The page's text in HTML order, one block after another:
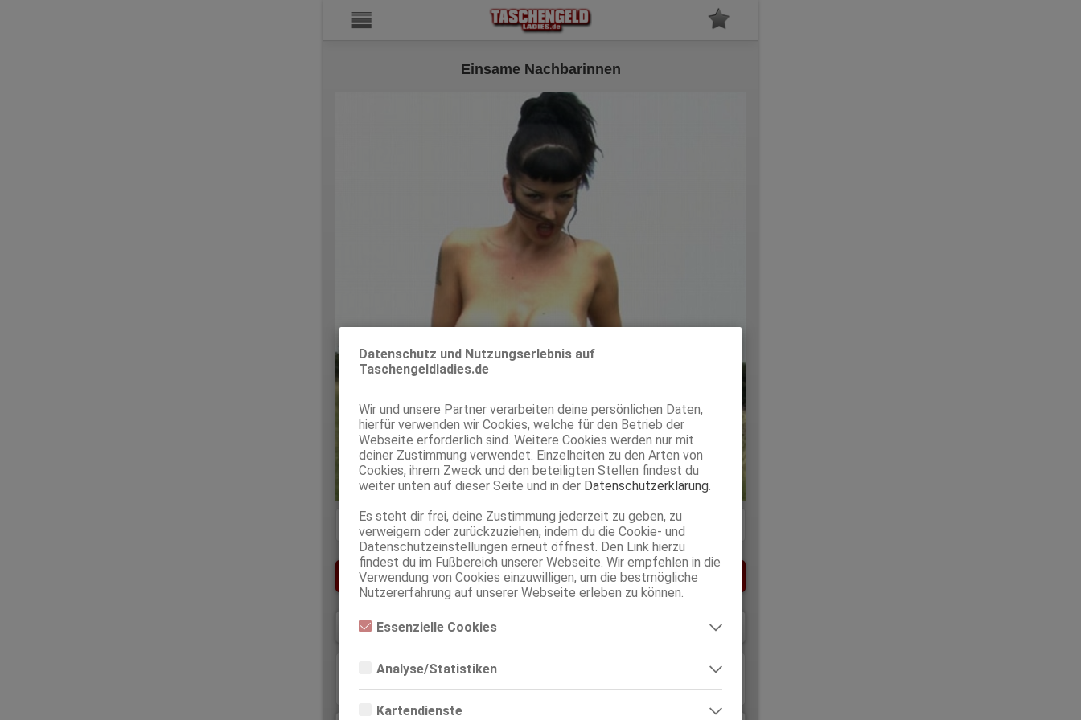
Datenschutz und Nutzungserlebnis auf
Taschengeldladies.de
Wir und unsere Partner verarbeiten deine persönlichen Daten,
hierfür verwenden wir Cookies, welche für den Betrieb der
Webseite erforderlich sind. Weitere Cookies werden nur mit
deiner Zustimmung verwendet. Einzelheiten zu den Arten von
Cookies, ihrem Zweck und den beteiligten Stellen findest du
weiter unten auf dieser Seite und in der Datenschutzerklärung.
Es steht dir frei, deine Zustimmung jederzeit zu geben, zu
verweigern oder zurückzuziehen, indem du die Cookie- und
Datenschutzeinstellungen erneut öffnest. Den Link hierzu
findest du im Fußbereich unserer Webseite. Wir empfehlen in die
Verwendung von Cookies einzuwilligen, um die bestmögliche
Nutzererfahrung auf unserer Webseite erleben zu können.
Essenzielle Cookies
Essenzielle Cookies sind alle notwendigen Cookies, die für den Betrieb
werden. Die Webseite kann ohne diese Cookies nicht richtig
Analyse/Statistiken
Analyse- bzw. Statistikcookies sind Cookies, die der Analyse der
Zugriffsstatistiken dienen. Sie helfen den Webseiten-Besitzern zu
Kartendienste
Einsame Nachbarinnen
Keine Angaben
0900 8 181320-15*
Diese Dame ist eine vers. N*mph*. , die
es kaum erwarten kann Dich zu verwöhnen!